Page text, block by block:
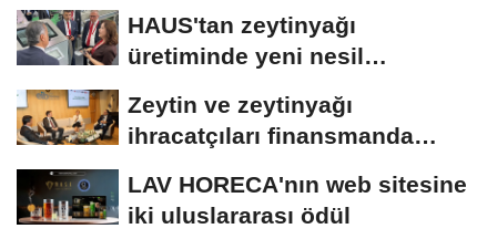
HAUS'tan zeytinyağı
üretiminde yeni nesil
Zeytin ve zeytinyağı
ihracatçıları finansmanda
LAV HORECA'nın web sitesine
iki uluslararası ödül